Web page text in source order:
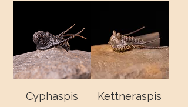
Cyphaspis
Kettneraspis